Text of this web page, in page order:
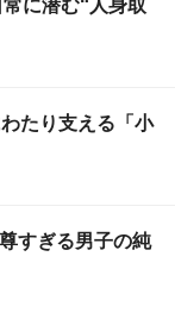
たり支える「小
すぎる男子の純